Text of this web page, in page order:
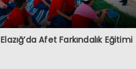
Elazığ’da Afet Farkındalık Eğitimi